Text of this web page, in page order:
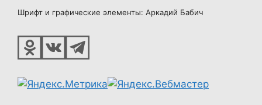
Шрифт и графические элементы: Аркадий Бабич